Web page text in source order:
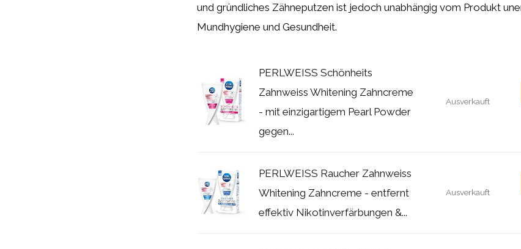
und gründliches Zähneputzen ist jedoch unabhängig vom Produkt
Mundhygiene und Gesundheit.
PERLWEISS Schönheits
Zahnweiss Whitening Zahncreme
- mit einzigartigem Pearl Powder
gegen...
Ausverkauft
PERLWEISS Raucher Zahnweiss
Whitening Zahncreme - entfernt
effektiv Nikotinverfärbungen &...
Ausverkauft